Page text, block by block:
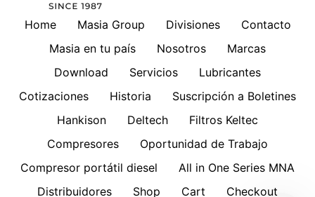
Home Masia Group Divisiones
Contacto
Masia en tu país
Nosotros
Marcas
Download
Servicios
Lubricantes
Cotizaciones
Historia
Suscripción a Boletines
Hankison
Deltech
Filtros Keltec
Compresores
Oportunidad de Trabajo
Compresor portátil diesel
All in One Series MNA
Distribuidores
Shop Cart Checkout